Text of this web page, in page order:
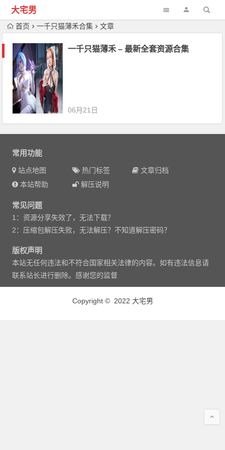
大宅男
首页 一千只猫薄禾合集 文章
一千只猫薄禾 – 最新全套资源合集
06月21日
常用功能
站点地图 热门标签
文章归档
本站帮助
解压说明
常见问题
1：资源分享失效了，无法下载？
2：压缩包解压失败，无法解压？不知道解压密码？
版权声明
本站无任何违法和不符合国家相关法律的内容。如有违法信息请
联系站长进行删除。感谢您的监督
Copyright © 2022 大宅男